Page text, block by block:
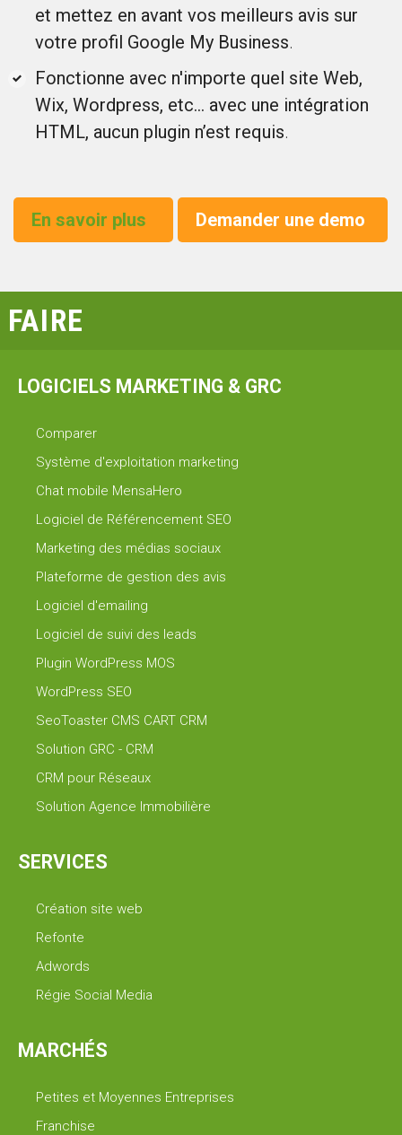
et mettez en avant vos meilleurs avis sur
votre profil Google My Business.
Fonctionne avec n'importe quel site Web,
Wix, Wordpress, etc... avec une intégration
HTML, aucun plugin n’est requis.
En savoir plus Demander une demo
FAIRE
LOGICIELS MARKETING & GRC
Comparer
Système d'exploitation marketing
Chat mobile MensaHero
Logiciel de Référencement SEO
Marketing des médias sociaux
Plateforme de gestion des avis
Logiciel d'emailing
Logiciel de suivi des leads
Plugin WordPress MOS
WordPress SEO
SeoToaster CMS CART CRM
Solution GRC - CRM
CRM pour Réseaux
Solution Agence Immobilière
SERVICES
Création site web
Refonte
Adwords
Régie Social Media
MARCHÉS
Petites et Moyennes Entreprises
Franchise